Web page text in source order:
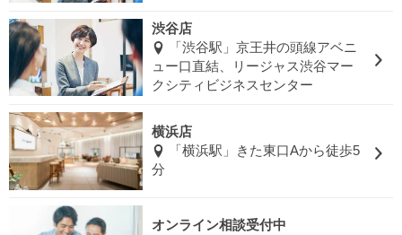
渋谷店
「渋谷駅」京王井の頭線アベニ
ュー口直結、リージャス渋谷マー
クシティビジネスセンター
横浜店
「横浜駅」きた東口Aから徒歩5
分
オンライン相談受付中